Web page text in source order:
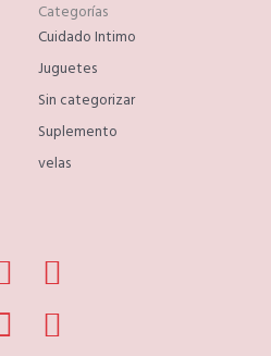
Categorías
Cuidado Intimo
Juguetes
Sin categorizar
Suplemento
velas
Facebook
Instagram
Phone-
alt
Whatsapp